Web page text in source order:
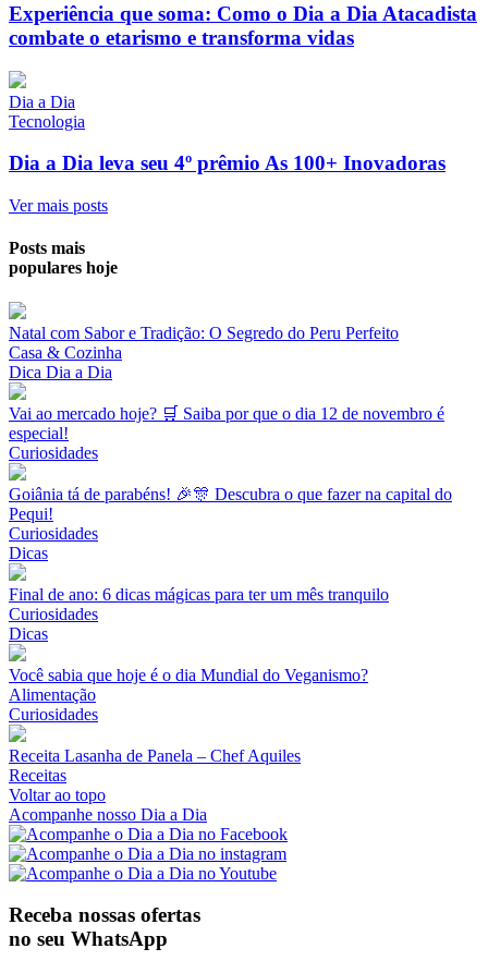
Experiência que soma: Como o Dia a Dia Atacadista
combate o etarismo e transforma vidas
Dia a Dia
Tecnologia
Dia a Dia leva seu 4º prêmio As 100+ Inovadoras
Ver mais posts
Posts mais
populares hoje
Natal com Sabor e Tradição: O Segredo do Peru Perfeito
Casa & Cozinha
Dica Dia a Dia
Vai ao mercado hoje? 🛒 Saiba por que o dia 12 de novembro é
especial!
Curiosidades
Goiânia tá de parabéns! 🎉🎊 Descubra o que fazer na capital do
Pequi!
Curiosidades
Dicas
Final de ano: 6 dicas mágicas para ter um mês tranquilo
Curiosidades
Dicas
Você sabia que hoje é o dia Mundial do Veganismo?
Alimentação
Curiosidades
Receita Lasanha de Panela – Chef Aquiles
Receitas
Voltar ao topo
Acompanhe nosso Dia a Dia
Receba nossas ofertas
no seu WhatsApp